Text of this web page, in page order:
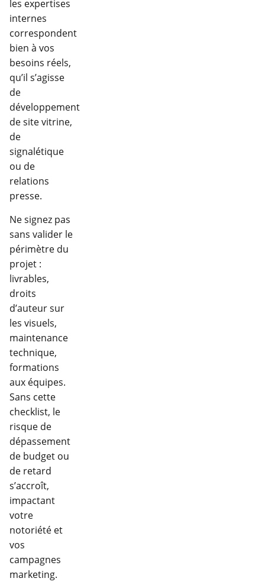
les expertises
internes
correspondent
bien à vos
besoins réels,
qu’il s’agisse
de
développement
de site vitrine,
de
signalétique
ou de
relations
presse.
Ne signez pas
sans valider le
périmètre du
projet :
livrables,
droits
d’auteur sur
les visuels,
maintenance
technique,
formations
aux équipes.
Sans cette
checklist, le
risque de
dépassement
de budget ou
de retard
s’accroît,
impactant
votre
notoriété et
vos
campagnes
marketing.